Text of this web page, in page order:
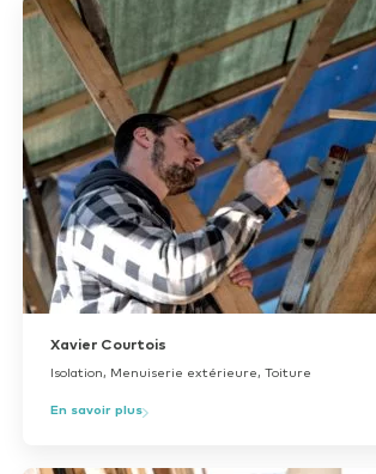
Xavier Courtois
Isolation, Menuiserie extérieure, Toiture
En savoir plus